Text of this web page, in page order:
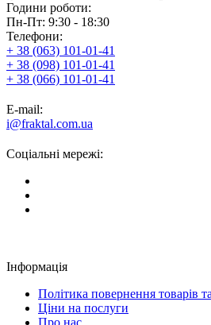
Години роботи:
Пн-Пт: 9:30 - 18:30
Телефони:
+ 38 (063) 101-01-41
+ 38 (098) 101-01-41
+ 38 (066) 101-01-41
E-mail:
i@fraktal.com.ua
Соціальні мережі:
Інформація
Політика повернення товарів
Ціни на послуги